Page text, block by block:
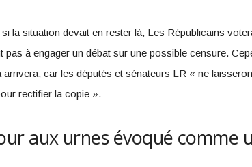
la situation devait en rester là, Les Républicains
pas à engager un débat sur une possible censure.
arrivera, car les députés et sénateurs LR « ne
rectifier la copie ».
aux urnes évoqué comme